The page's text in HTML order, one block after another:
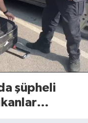
şüpheli